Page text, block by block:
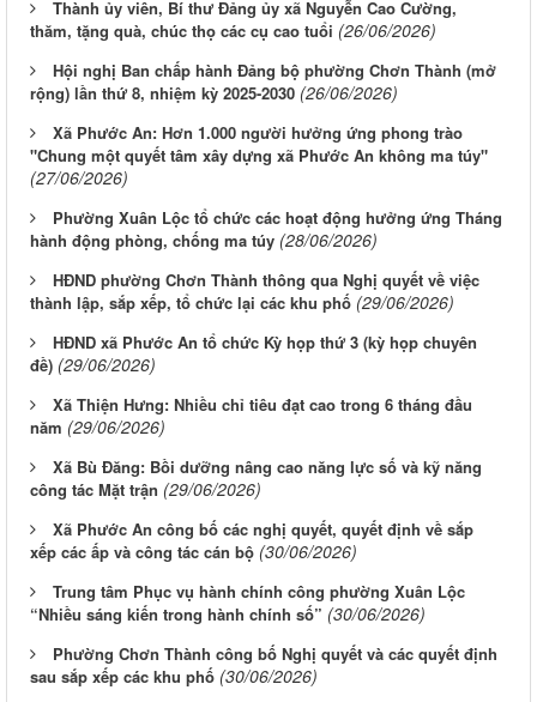
Thành ủy viên, Bí thư Đảng ủy xã Nguyễn Cao Cường,
thăm, tặng quà, chúc thọ các cụ cao tuổi (26/06/2026)
Hội nghị Ban chấp hành Đảng bộ phường Chơn Thành (mở
rộng) lần thứ 8, nhiệm kỳ 2025-2030 (26/06/2026)
Xã Phước An: Hơn 1.000 người hưởng ứng phong trào
"Chung một quyết tâm xây dựng xã Phước An không ma túy"
(27/06/2026)
Phường Xuân Lộc tổ chức các hoạt động hưởng ứng Tháng
hành động phòng, chống ma túy (28/06/2026)
HĐND phường Chơn Thành thông qua Nghị quyết về việc
thành lập, sắp xếp, tổ chức lại các khu phố (29/06/2026)
HĐND xã Phước An tổ chức Kỳ họp thứ 3 (kỳ họp chuyên
đề) (29/06/2026)
Xã Thiện Hưng: Nhiều chỉ tiêu đạt cao trong 6 tháng đầu
năm (29/06/2026)
Xã Bù Đăng: Bồi dưỡng nâng cao năng lực số và kỹ năng
công tác Mặt trận (29/06/2026)
Xã Phước An công bố các nghị quyết, quyết định về sắp
xếp các ấp và công tác cán bộ (30/06/2026)
Trung tâm Phục vụ hành chính công phường Xuân Lộc
“Nhiều sáng kiến trong hành chính số” (30/06/2026)
Phường Chơn Thành công bố Nghị quyết và các quyết định
sau sắp xếp các khu phố (30/06/2026)